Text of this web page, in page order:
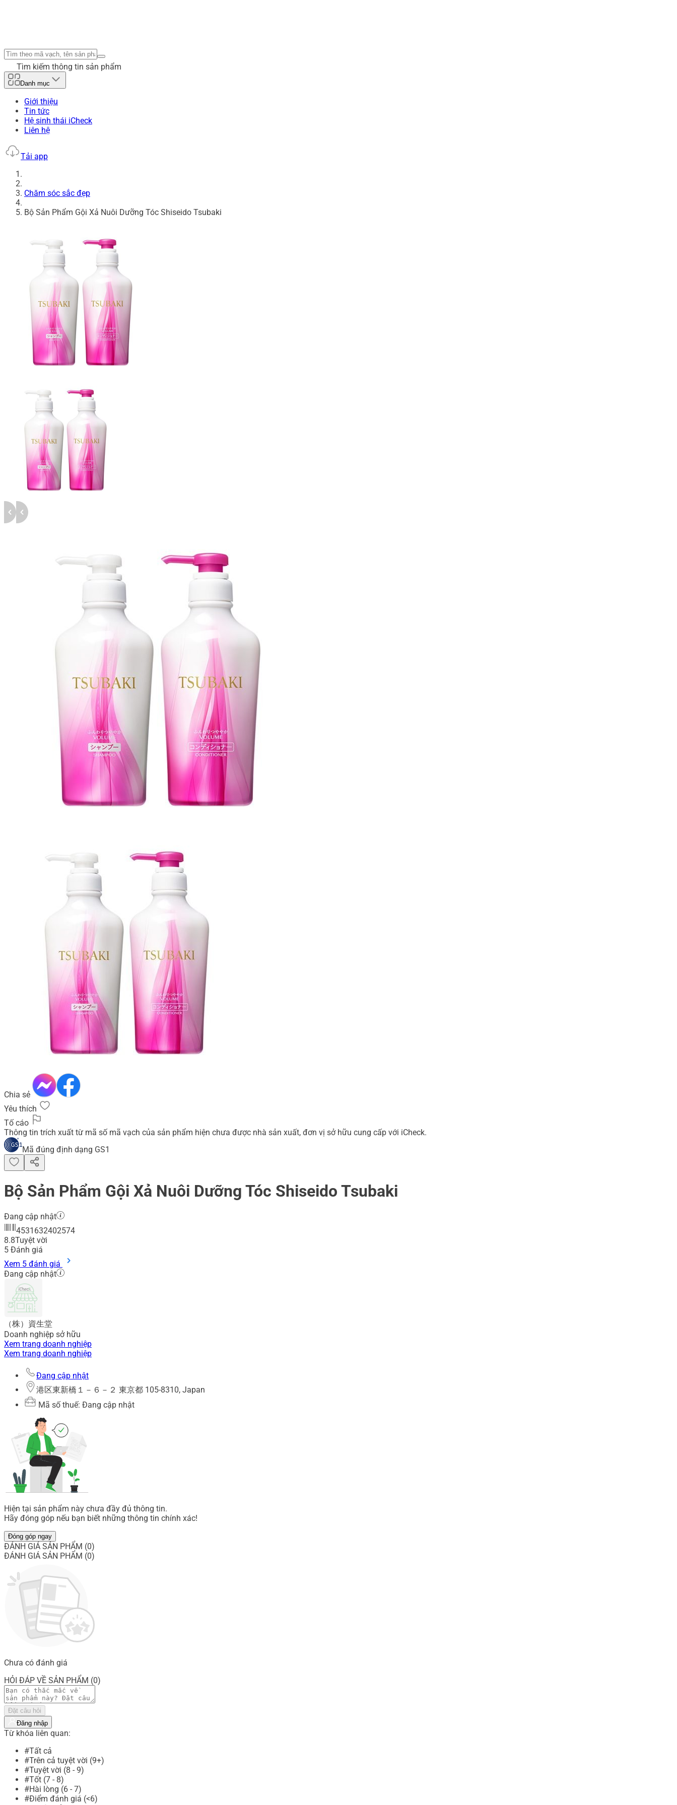
Tìm kiếm thông tin sản phẩm
Danh mục
Giới thiệu
Tin tức
Hệ sinh thái iCheck
Liên hệ
Tải app
Chăm sóc sắc đẹp
Bộ Sản Phẩm Gội Xả Nuôi Dưỡng Tóc Shiseido Tsubaki
Chia sẻ
Yêu thích
Tố cáo
Thông tin trích xuất từ mã số mã vạch của sản phẩm hiện chưa được nhà sản xuất, đơn vị sở hữu cung cấp với iCheck.
Mã đúng định dạng GS1
Bộ Sản Phẩm Gội Xả Nuôi Dưỡng Tóc Shiseido Tsubaki
Đang cập nhật
4531632402574
8.8Tuyệt vời
5 Đánh giá
Xem 5 đánh giá
Đang cập nhật
（株）資生堂
Doanh nghiệp sở hữu
Xem trang doanh nghiệp
Xem trang doanh nghiệp
Đang cập nhật
港区東新橋１－６－２ 東京都 105-8310, Japan
Mã số thuế: Đang cập nhật
Hiện tại sản phẩm này chưa đầy đủ thông tin.
Hãy đóng góp nếu bạn biết những thông tin chính xác!
Đóng góp ngay
ĐÁNH GIÁ SẢN PHẨM (0)
ĐÁNH GIÁ SẢN PHẨM (0)
Chưa có đánh giá
HỎI ĐÁP VỀ SẢN PHẨM (0)
Đặt câu hỏi
Đăng nhập
Từ khóa liên quan:
#Tất cả
#Trên cả tuyệt vời (9+)
#Tuyệt vời (8 - 9)
#Tốt (7 - 8)
#Hài lòng (6 - 7)
#Điểm đánh giá (<6)